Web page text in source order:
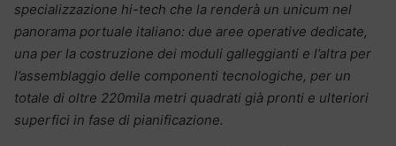
specializzazione hi-tech che la renderà un unicum nel
panorama portuale italiano: due aree operative dedicate,
una per la costruzione dei moduli galleggianti e l’altra per
l’assemblaggio delle componenti tecnologiche, per un
totale di oltre 220mila metri quadrati già pronti e ulteriori
superfici in fase di pianificazione.